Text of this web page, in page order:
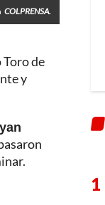
COLPRENSA.
de
y